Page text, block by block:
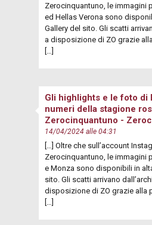
Zerocinquantuno, le immagini
ed Hellas Verona sono
Gallery del sito. Gli scatti
a disposizione di ZO grazie
Gli highlights e le foto di
numeri della stagione
Zerocinquantuno -
14/04/2024 alle 04:31
[…] Oltre che sull’account
Zerocinquantuno, le immagini
e Monza sono disponibili in
sito. Gli scatti arrivano
disposizione di ZO grazie alla